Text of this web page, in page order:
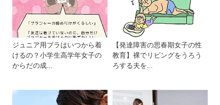
ジュニア用ブラはいつから着
けるの？小学生高学年女子の
からだの成...
【発達障害の思春期女子の性
教育】裸でリビングをうろう
ろする夫を...